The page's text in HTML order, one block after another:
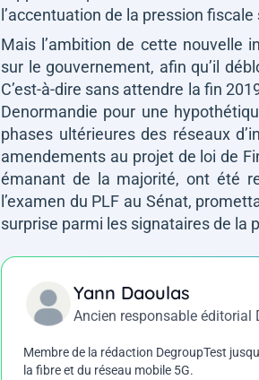
l’accentuation de la pression
Mais l’ambition de cette nouvelle
sur le gouvernement, afin qu’il
C’est-à-dire sans attendre la fin
Denormandie pour une
phases ultérieures des réseaux
amendements au projet de loi de
émanant de la majorité, ont été
l’examen du PLF au Sénat,
surprise parmi les signataires de la
Yann Daoulas
Ancien responsable éditorial
Membre de la rédaction DegroupTest
la fibre et du réseau mobile 5G.